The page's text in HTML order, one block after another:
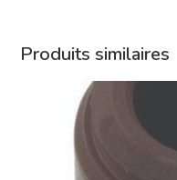
Produits similaires